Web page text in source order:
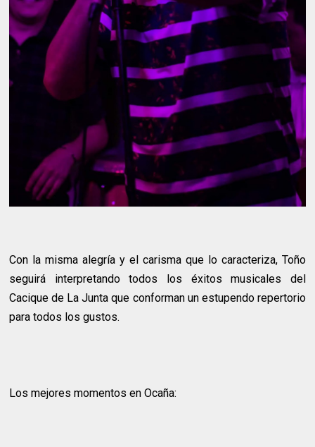
Con la misma alegría y el carisma que lo caracteriza, Toño
seguirá interpretando todos los éxitos musicales del
Cacique de La Junta que conforman un estupendo repertorio
para todos los gustos.
Los mejores momentos en Ocaña: